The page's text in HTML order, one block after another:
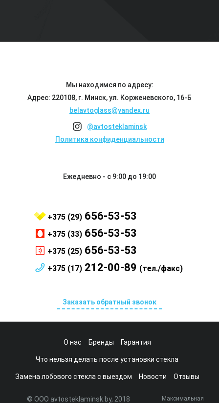
Мы находимся по адресу:
Адрес: 220108, г. Минск, ул. Корженевского, 16-Б
belavtoglass@yandex.ru
@avtosteklaminsk
Политика конфиденциальности
Ежедневно - с 9:00 до 19:00
+375 (29) 656-53-53
+375 (33) 656-53-53
+375 (25) 656-53-53
+375 (17) 212-00-89 (тел./факс)
Заказать обратный звонок
О нас Бренды Гарантия
Что нельзя делать после установки стекла
Замена лобового стекла с выездом Новости Отзывы
© ООО avtosteklaminsk.by, 2018
Максимальная